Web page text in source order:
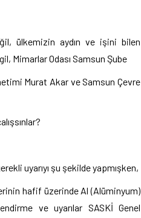
ülkemizin aydın ve işini bilen
Mimarlar Odası Samsun Şube
Murat Akar ve Samsun Çevre
uyarıyı şu şekilde yapmışken,
hafif üzerinde Al (Alüminyum)
ve uyarılar SASKİ Genel